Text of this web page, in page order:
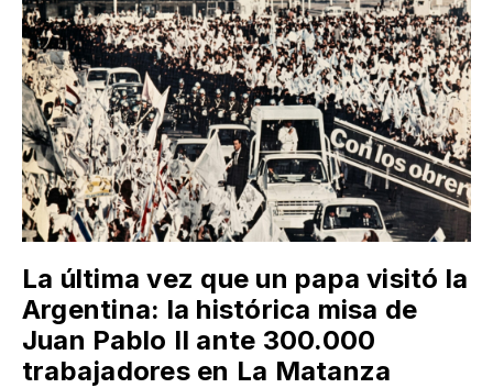
La última vez que un papa visitó la
Argentina: la histórica misa de
Juan Pablo II ante 300.000
trabajadores en La Matanza